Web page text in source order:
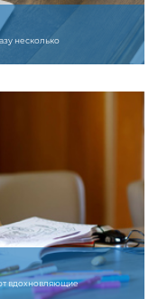
несколько
вдохновляющие